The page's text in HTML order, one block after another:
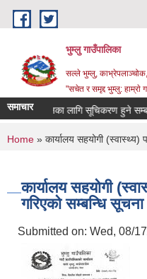
Skip to main content
भुम्लु गाउँपालिका
सल्ले भुम्लु,
"सचेत र समृद्द भुम्लु: हाम्राे
समाचार
कर संकलनका लागि सूचिकरण हुने
You are here
Home » कार्यालय सहयोगी (स्वास्थ्य)
कार्यालय सहयोगी
गरिएको सम्बन्धि
Submitted on: Wed, 08/